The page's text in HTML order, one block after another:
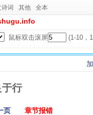
词 其他 全本
鼠标双击滚屏 (1-10，
行
页 章节报错